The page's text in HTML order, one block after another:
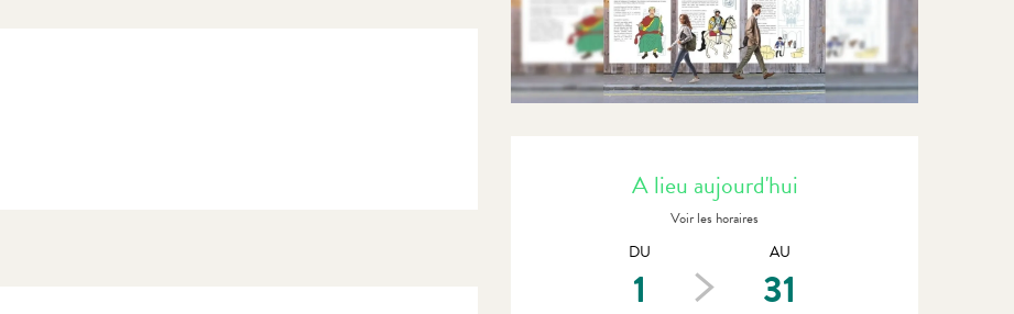
Ouverture et coordonnées
A lieu aujourd'hui
Voir les horaires
DU
1
AU
31